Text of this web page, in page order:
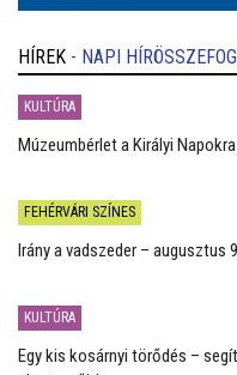
HÍREK - NAPI
KULTÚRA
Múzeumbérlet a Királyi
FEHÉRVÁRI SZÍNES
Irány a vadszeder – augusztus
KULTÚRA
Egy kis kosárnyi törődés –